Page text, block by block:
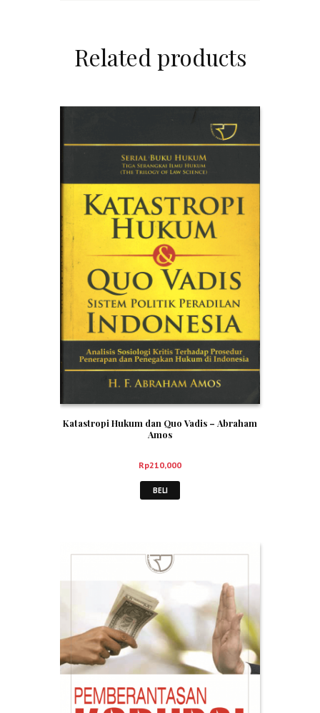
Related products
Katastropi Hukum dan Quo Vadis – Abraham
Amos
Rp210,000
BELI